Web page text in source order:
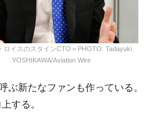
ロイスのスタインCTO＝PHOTO: Tadayuki
YOSHIKAWA/Aviation Wire
ぶ新たなファンも作っている。
する。